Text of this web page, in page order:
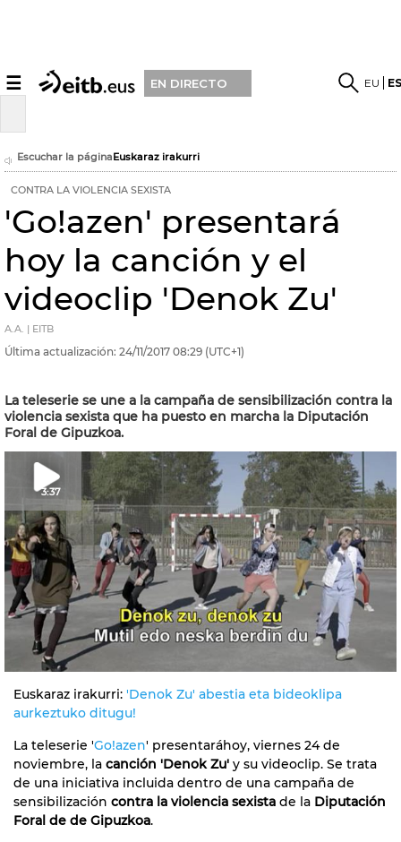
☰ EN DIRECTO EU
Escuchar la páginaEuskaraz irakurri
CONTRA LA VIOLENCIA SEXISTA
'Go!azen' presentará
hoy la canción y el
videoclip 'Denok Zu'
A.A. | EITB
Última actualización: 24/11/2017 08:29 (UTC+1)
La teleserie se une a la campaña de sensibilización contra la
violencia sexista que ha puesto en marcha la Diputación
Foral de Gipuzkoa.
3:37
Euskaraz irakurri: 'Denok Zu' abestia eta bideoklipa
aurkeztuko ditugu!
La teleserie 'Go!azen' presentaráhoy, viernes 24 de
noviembre, la canción 'Denok Zu' y su videoclip. Se trata
de una iniciativa incluida dentro de una campaña de
sensibilización contra la violencia sexista de la Diputación
Foral de de Gipuzkoa.